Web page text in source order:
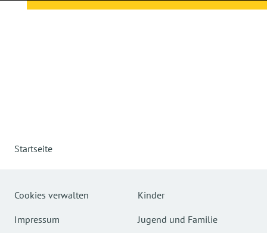
Startseite
Cookies verwalten
Impressum
Kinder
Jugend und Familie